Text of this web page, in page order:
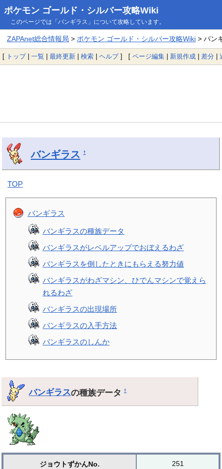
ポケモン ゴールド・シルバー攻略Wiki
このページでは「バンギラス」について攻略しています。
ZAPAnet総合情報局 > ポケモン ゴールド・シルバー攻略Wiki> バン
[ トップ| 一覧 | 最終更新 | 検索 | ヘルプ] [ ページ編集 | 新規作成 | 差分 |
バンギラス †
TOP
バンギラス
バンギラスの種族データ
バンギラスがレベルアップでおぼえるわざ
バンギラスを倒したときにもらえる努力値
バンギラスがわざマシン、ひでんマシンで覚えら
れるわざ
バンギラスの出現場所
バンギラスの入手方法
バンギラスのしんか
バンギラスの種族データ†
ジョウトずかんNo. 251